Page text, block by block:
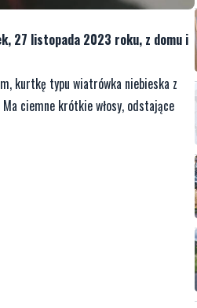
27 listopada 2023 roku, z domu i
kurtkę typu wiatrówka niebieska z
ciemne krótkie włosy, odstające